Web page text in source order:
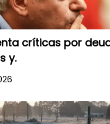
críticas por
y.